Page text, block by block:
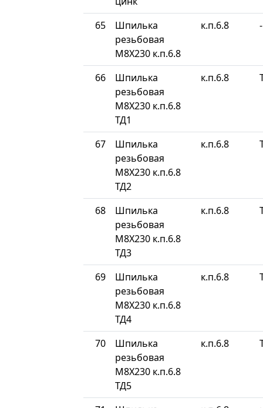
65
Шпилька
резьбовая
М8Х230 к.п.6.8
к.п.6.8 -
66
Шпилька
резьбовая
М8Х230 к.п.6.8
ТД1
к.п.6.8
67
Шпилька
резьбовая
М8Х230 к.п.6.8
ТД2
к.п.6.8
68
Шпилька
резьбовая
М8Х230 к.п.6.8
ТД3
к.п.6.8
69
Шпилька
резьбовая
М8Х230 к.п.6.8
ТД4
к.п.6.8
70
Шпилька
резьбовая
М8Х230 к.п.6.8
ТД5
к.п.6.8